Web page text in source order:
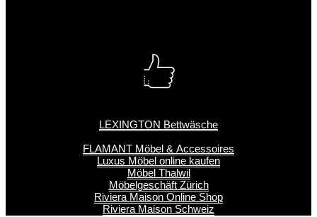
LEXINGTON Bettwäsche
FLAMANT Möbel & Accessoires
Luxus Möbel online kaufen
Möbel Thalwil
Möbelgeschäft Zürich
Riviera Maison Online Shop
Riviera Maison Schweiz